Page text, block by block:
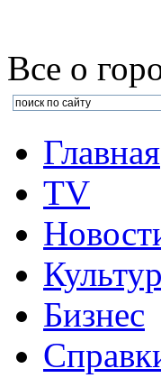
Все о
Главная
TV
Бизнеc